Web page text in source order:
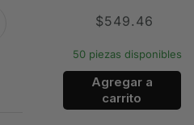
Translation
$549.46
50 piezas disponibles
Agregar a
carrito